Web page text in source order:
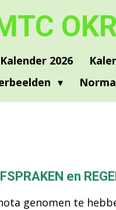
Kalender 2026
en
genomen te